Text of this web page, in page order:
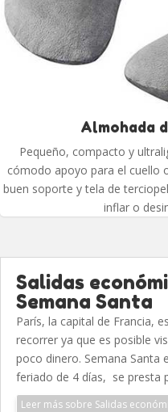
Almohada
Pequeño, compacto y
cómodo apoyo para el cuello
buen soporte y tela de
inflar o
Salidas
Semana Santa
París, la capital de Francia,
recorrer ya que es posible
poco dinero. Semana Santa
feriado de 4 días, se presta
Leer más sobre Salidas